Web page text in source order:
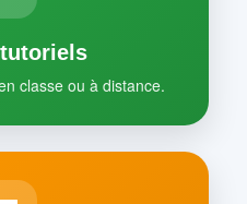
classe ou à distance.